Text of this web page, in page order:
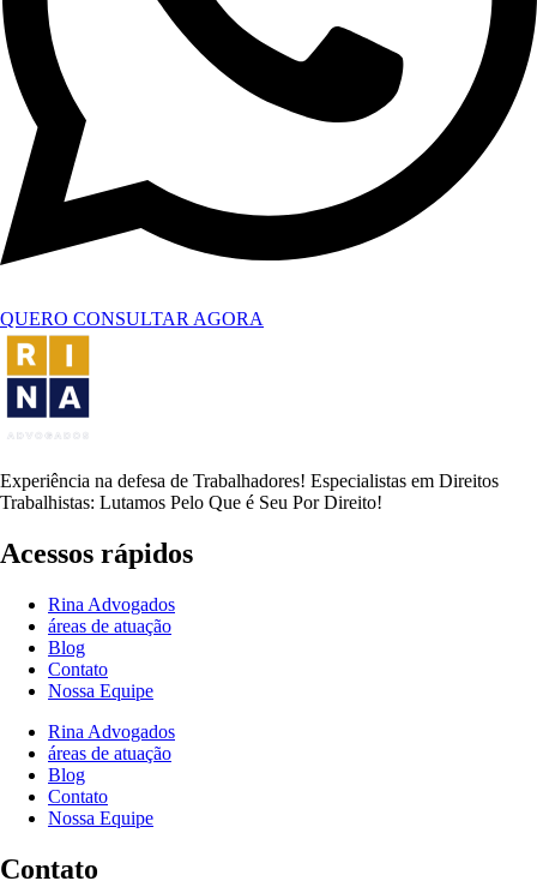
QUERO CONSULTAR AGORA
Experiência na defesa de Trabalhadores! Especialistas em Direitos
Trabalhistas: Lutamos Pelo Que é Seu Por Direito!
Acessos rápidos
Rina Advogados
áreas de atuação
Blog
Contato
Nossa Equipe
Rina Advogados
áreas de atuação
Blog
Contato
Nossa Equipe
Contato